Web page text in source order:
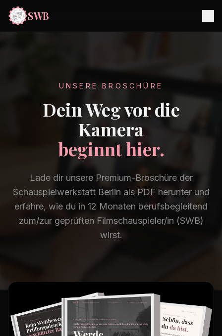
SWB
UNSERE BROSCHÜRE
Dein Weg vor die
Kamera
beginnt hier.
Lade dir unsere Premium-Broschüre der
Schauspielwerkstatt Berlin als PDF herunter und
erfahre, wie du in 12 Monaten berufsbegleitend
zum/zur geprüften Filmschauspieler/in (SWB)
wirst.